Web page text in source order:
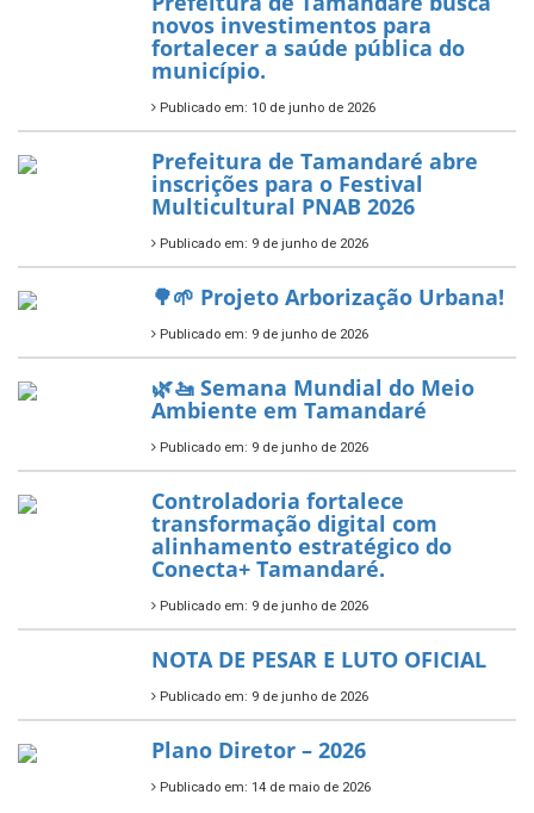
habilitado
7 de novembro de 2025
ÚLTIMAS NOTÍCIAS
Tamandaré conquista Selo
Diamante do Sebrae pelo
segundo ano consecutivo e
reafirma excelência no apoio ao
empreendedorismo.
Publicado em: 10 de junho de 2026
Prefeitura de Tamandaré busca
novos investimentos para
fortalecer a saúde pública do
município.
Publicado em: 10 de junho de 2026
Prefeitura de Tamandaré abre
inscrições para o Festival
Multicultural PNAB 2026
🌳🌱 Projeto Arborização Urbana!
🌿🚤 Semana Mundial do Meio